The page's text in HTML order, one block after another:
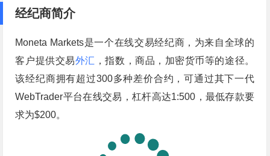
经纪商简介
Moneta Markets是一个在线交易经纪商，为来自全球的
客户提供交易外汇 ，指数，商品，加密货币等的途径。
该经纪商拥有超过300多种差价合约，可通过其下一代
WebTrader平台在线交易，杠杆高达1:500，最低存款要
求为$200。